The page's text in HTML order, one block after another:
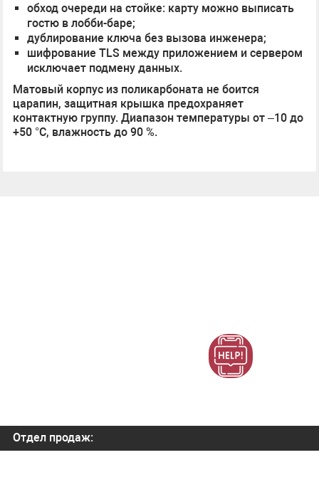
обход очереди на стойке: карту можно выписать
гостю в лобби-баре;
дублирование ключа без вызова инженера;
шифрование TLS между приложением и сервером
исключает подмену данных.
Матовый корпус из поликарбоната не боится
царапин, защитная крышка предохраняет
контактную группу. Диапазон температуры от –10 до
+50 °C, влажность до 90 %.
Отдел продаж: